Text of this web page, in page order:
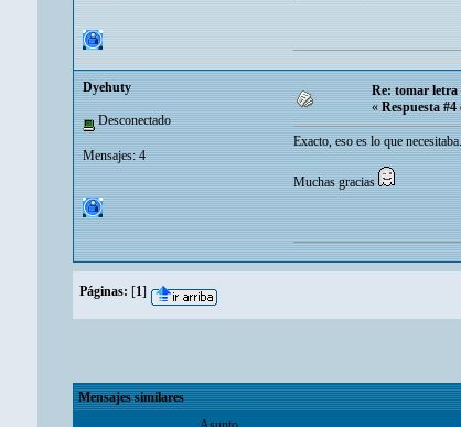
Dyehuty
Desconectado
Mensajes: 4
Re: tomar
«Respuesta #4
Exacto, eso es lo que necesitaba.
Muchas gracias
Páginas: [1]
Mensajes similares